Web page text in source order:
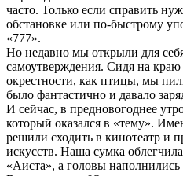
часто. Только если справить
обстановке или по-быстрому
«777».
Но недавно мы открыли для
самоутверждения. Сидя на краю
окрестности, как птицы, мы
было фантастично и давало
И сейчас, в предновогоднее
который оказался в «тему».
решили сходить в кинотеатр и
искусств. Наша сумка
«Аиста», а головы